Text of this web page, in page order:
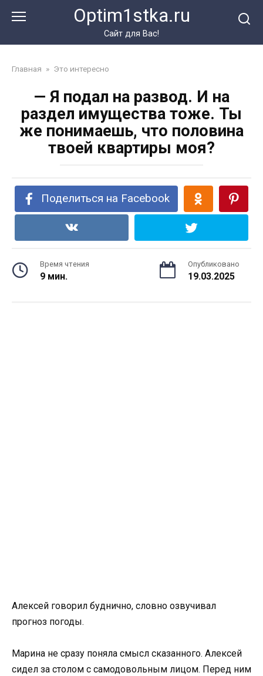
Optim1stka.ru
Сайт для Вас!
Главная » Это интересно
— Я подал на развод. И на
раздел имущества тоже. Ты
же понимаешь, что половина
твоей квартиры моя?
Поделиться на Facebook
Время чтения
9 мин.
Опубликовано
19.03.2025
Алексей говорил буднично, словно озвучивал
прогноз погоды.
Марина не сразу поняла смысл сказанного. Алексей
сидел за столом с самодовольным лицом. Перед ним